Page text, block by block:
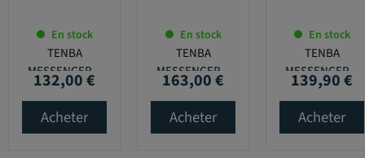
En stock
TENBA
MESSENGER...
Prix
132,00 €
Acheter
En stock
TENBA
MESSENGER...
Prix
163,00 €
Acheter
En stock
TENBA
MESSENGER...
Prix
139,90 €
Acheter